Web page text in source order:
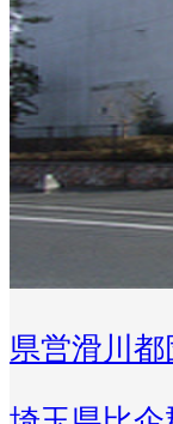
県営滑川都